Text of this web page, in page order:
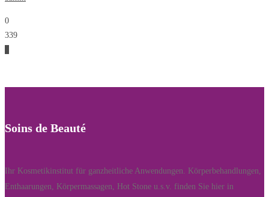
0
339
Soins de Beauté
Ihr Kosmetikinstitut für ganzheitliche Anwendungen. Körperbehandlungen,
Enthaarungen, Körpermassagen, Hot Stone u.s.v. finden Sie hier in